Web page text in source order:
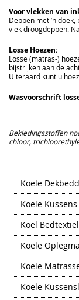
Voor vlekken van
Deppen met ’n
vlek droogdeppen.
Losse Hoezen:
Losse (matras-)
bijstrijken aan de
Uiteraard kunt u
Wasvoorschrift
Bekledingsstoffen
chloor,
Koele
Koele Kussens
Koel Bedtextiel
Koele
Koele
Koele